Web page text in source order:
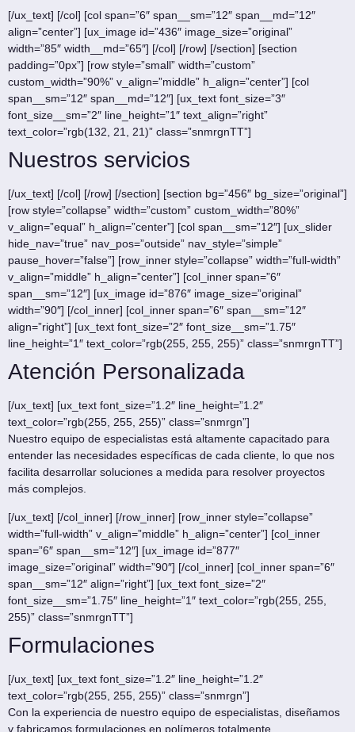
[/ux_text] [/col] [col span=”6″ span__sm=”12″ span__md=”12″
align=”center”] [ux_image id=”436″ image_size=”original”
width=”85″ width__md=”65″] [/col] [/row] [/section] [section
padding=”0px”] [row style=”small” width=”custom”
custom_width=”90%” v_align=”middle” h_align=”center”] [col
span__sm=”12″ span__md=”12″] [ux_text font_size=”3″
font_size__sm=”2″ line_height=”1″ text_align=”right”
text_color=”rgb(132, 21, 21)” class=”snmrgnTT”]
Nuestros servicios
[/ux_text] [/col] [/row] [/section] [section bg=”456″ bg_size=”original”]
[row style=”collapse” width=”custom” custom_width=”80%”
v_align=”equal” h_align=”center”] [col span__sm=”12″] [ux_slider
hide_nav=”true” nav_pos=”outside” nav_style=”simple”
pause_hover=”false”] [row_inner style=”collapse” width=”full-width”
v_align=”middle” h_align=”center”] [col_inner span=”6″
span__sm=”12″] [ux_image id=”876″ image_size=”original”
width=”90″] [/col_inner] [col_inner span=”6″ span__sm=”12″
align=”right”] [ux_text font_size=”2″ font_size__sm=”1.75″
line_height=”1″ text_color=”rgb(255, 255, 255)” class=”snmrgnTT”]
Atención Personalizada
[/ux_text] [ux_text font_size=”1.2″ line_height=”1.2″
text_color=”rgb(255, 255, 255)” class=”snmrgn”]
Nuestro equipo de especialistas está altamente capacitado para
entender las necesidades específicas de cada cliente, lo que nos
facilita desarrollar soluciones a medida para resolver proyectos
más complejos.
[/ux_text] [/col_inner] [/row_inner] [row_inner style=”collapse”
width=”full-width” v_align=”middle” h_align=”center”] [col_inner
span=”6″ span__sm=”12″] [ux_image id=”877″
image_size=”original” width=”90″] [/col_inner] [col_inner span=”6″
span__sm=”12″ align=”right”] [ux_text font_size=”2″
font_size__sm=”1.75″ line_height=”1″ text_color=”rgb(255, 255,
255)” class=”snmrgnTT”]
Formulaciones
[/ux_text] [ux_text font_size=”1.2″ line_height=”1.2″
text_color=”rgb(255, 255, 255)” class=”snmrgn”]
Con la experiencia de nuestro equipo de especialistas, diseñamos
y fabricamos formulaciones en polímeros totalmente